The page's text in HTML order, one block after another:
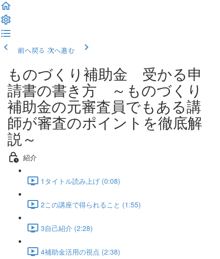
前へ戻る 次へ進む
ものづくり補助金 受かる申
請書の書き方 ～ものづくり
補助金の元審査員でもある講
師が審査のポイントを徹底解
説～
紹介
1タイトル読み上げ (0:08)
2この講座で得られること (1:55)
3自己紹介 (2:28)
4補助金活用の視点 (2:38)